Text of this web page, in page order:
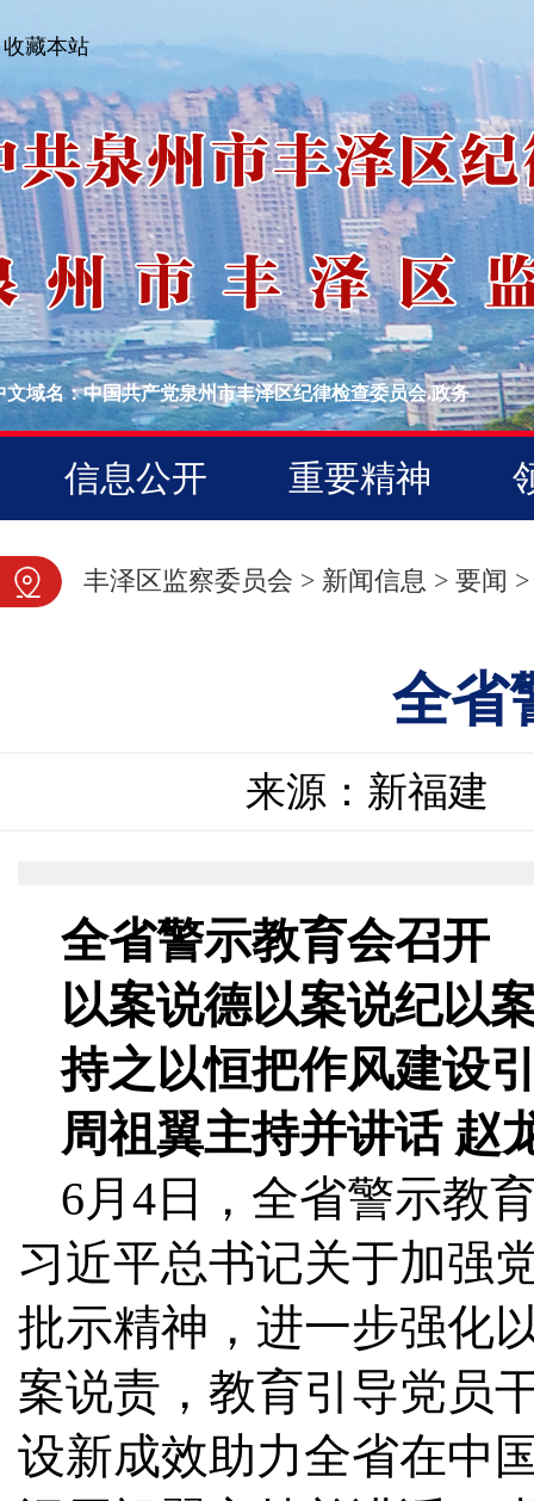
收藏本站
文域名：中国共产党泉州市丰泽区纪律检查委员会.政务
信息公开 重要精神
图片新闻
丰泽区监察委员会 > 新闻信息 > 要闻 >
全省
来源：新福建
全省警示教育会召开
以案说德以案说纪以
持之以恒把作风建设
周祖翼主持并讲话 赵
6月4日，全省警示教
习近平总书记关于加强
批示精神，进一步强化
案说责，教育引导党员
设新成效助力全省在中